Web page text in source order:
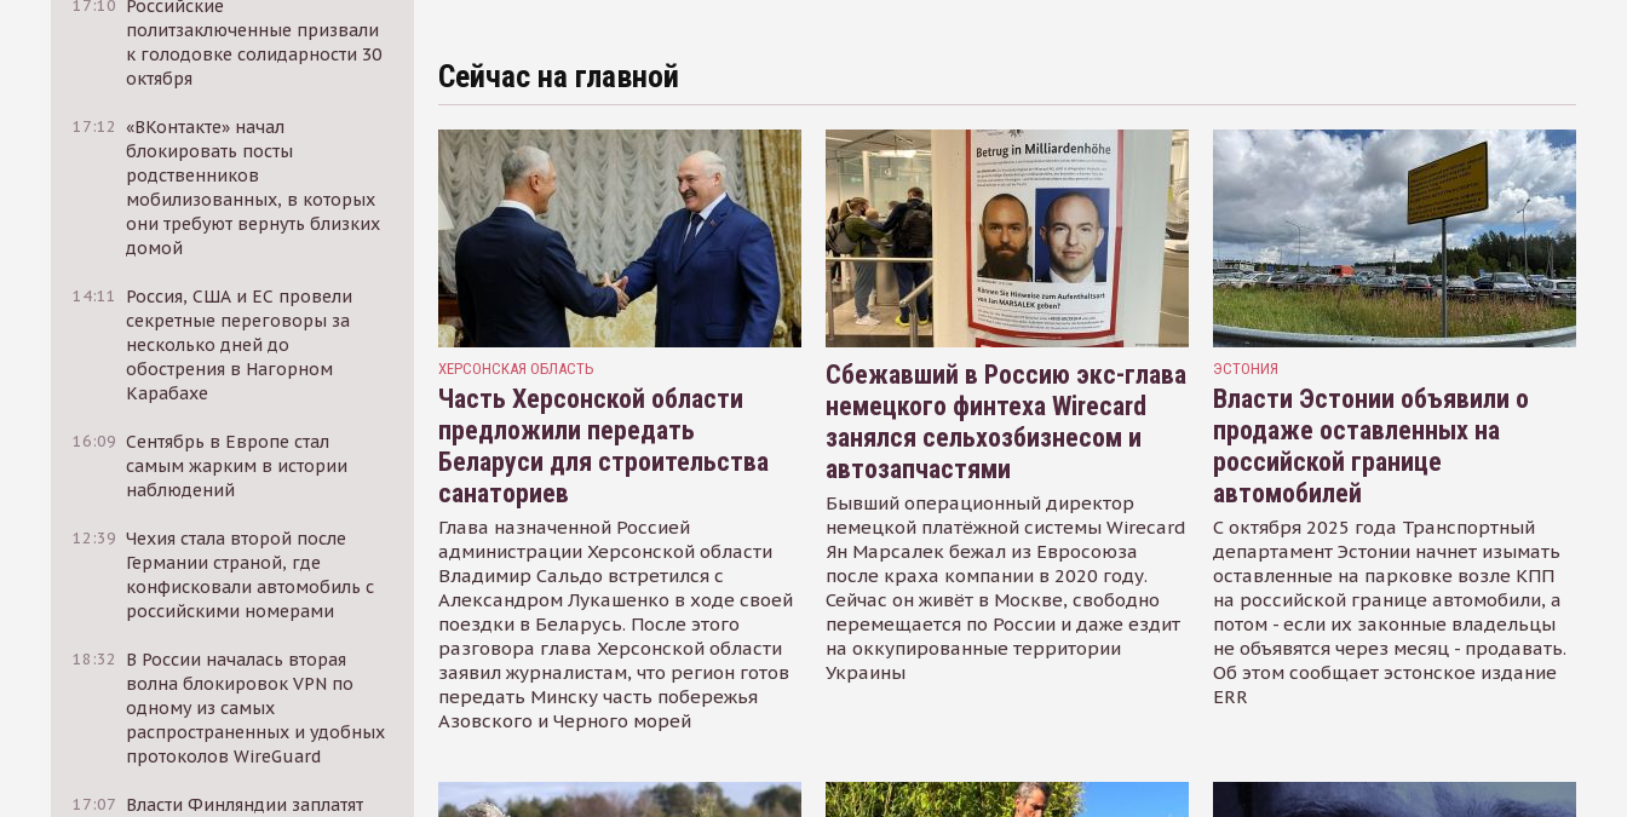
17:10 Российские
политзаключенные призвали
к голодовке солидарности 30
октября
17:12 «ВКонтакте» начал
блокировать посты
родственников
мобилизованных, в которых
они требуют вернуть близких
домой
14:11
Россия, США и ЕС провели
секретные переговоры за
несколько дней до
обострения в Нагорном
Карабахе
16:09 Сентябрь в Европе стал
самым жарким в истории
наблюдений
12:39 Чехия стала второй после
Германии страной, где
конфисковали автомобиль с
российскими номерами
18:32
В России началась вторая
волна блокировок VPN по
одному из самых
распространенных и удобных
протоколов WireGuard
17:07 Власти Финляндии заплатят
Сейчас на главной
ХЕРСОНСКАЯ ОБЛАСТЬ
Часть Херсонской области
предложили передать
Беларуси для строительства
санаториев
Глава назначенной Россией
администрации Херсонской области
Владимир Сальдо встретился с
Александром Лукашенко в ходе своей
поездки в Беларусь. После этого
разговора глава Херсонской области
заявил журналистам, что регион готов
передать Минску часть побережья
Азовского и Черного морей
Сбежавший в Россию экс-глава
немецкого финтеха Wirecard
занялся сельхозбизнесом и
автозапчастями
Бывший операционный директор
немецкой платёжной системы Wirecard
Ян Марсалек бежал из Евросоюза
после краха компании в 2020 году.
Сейчас он живёт в Москве, свободно
перемещается по России и даже ездит
на оккупированные территории
Украины
ЭСТОНИЯ
Власти Эстонии объявили о
продаже оставленных на
российской границе
автомобилей
С октября 2025 года Транспортный
департамент Эстонии начнет изымать
оставленные на парковке возле КПП
на российской границе автомобили, а
потом - если их законные владельцы
не объявятся через месяц - продавать.
Об этом сообщает эстонское издание
ERR